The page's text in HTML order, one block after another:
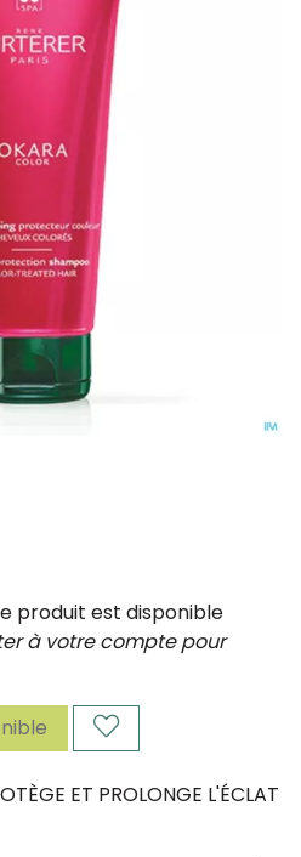
produit est disponible
à votre compte pour
ET PROLONGE L'ÉCLAT